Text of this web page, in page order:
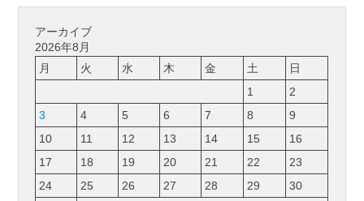
アーカイブ
2026年8月
月
火 水 木 金 土
日
1
2
3
4 5 6 7 8
9
10
11 12 13 14 15
16
17
18 19 20 21 22
23
24
25 26 27 28 29
30